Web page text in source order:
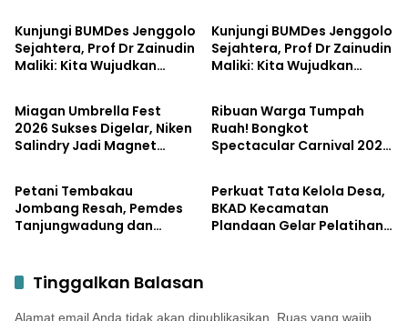
Kunjungi BUMDes Jenggolo
Sejahtera, Prof Dr Zainudin
Maliki: Kita Wujudkan
dengan Potensi Desa
Kunjungi BUMDes Jenggolo
Sejahtera, Prof Dr Zainudin
Maliki: Kita Wujudkan
dengan Potensi Desa
Pemerintahan
Miagan Umbrella Fest
2026 Sukses Digelar, Niken
Salindry Jadi Magnet
Pemerintahan
Ribuan Warga Tumpah
Ruah! Bongkot
Spectacular Carnival 2026
Pemerintahan
Petani Tembakau
Jombang Resah, Pemdes
Tanjungwadung dan
Pemerintahan
Perkuat Tata Kelola Desa,
BKAD Kecamatan
Plandaan Gelar Pelatihan
Tinggalkan Balasan
Alamat email Anda tidak akan dipublikasikan. Ruas yang wajib